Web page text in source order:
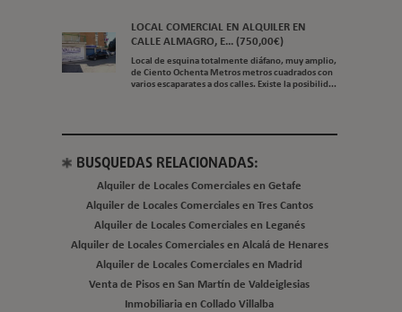
LOCAL COMERCIAL EN ALQUILER EN
CALLE ALMAGRO, E... (750,00€)
Local de esquina totalmente diáfano, muy amplio,
de Ciento Ochenta Metros metros cuadrados con
varios escaparates a dos calles. Existe la posibilid...
BUSQUEDAS RELACIONADAS:
Alquiler de Locales Comerciales en Getafe
Alquiler de Locales Comerciales en Tres Cantos
Alquiler de Locales Comerciales en Leganés
Alquiler de Locales Comerciales en Alcalá de Henares
Alquiler de Locales Comerciales en Madrid
Venta de Pisos en San Martín de Valdeiglesias
Inmobiliaria en Collado Villalba